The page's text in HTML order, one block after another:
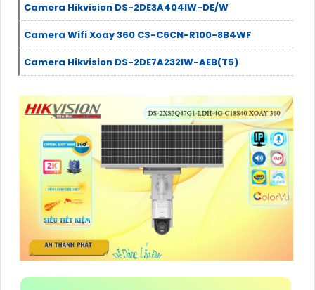
Camera Hikvision DS-2DE3A404IW-DE/W
Camera Wifi Xoay 360 CS-C6CN-R100-8B4WF
Camera Hikvision DS-2DE7A232IW-AEB(T5)